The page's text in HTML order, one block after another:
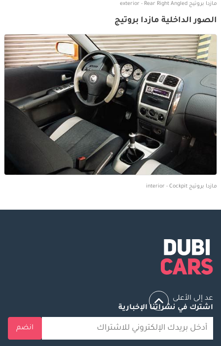
مازدا بروتيج exterior - Rear Right Angled
الصور الداخلية مازدا بروتيج
مازدا بروتيج interior - Cockpit
عد إلى الأعلى
اشترك في نشراتنا الإخبارية
انضم